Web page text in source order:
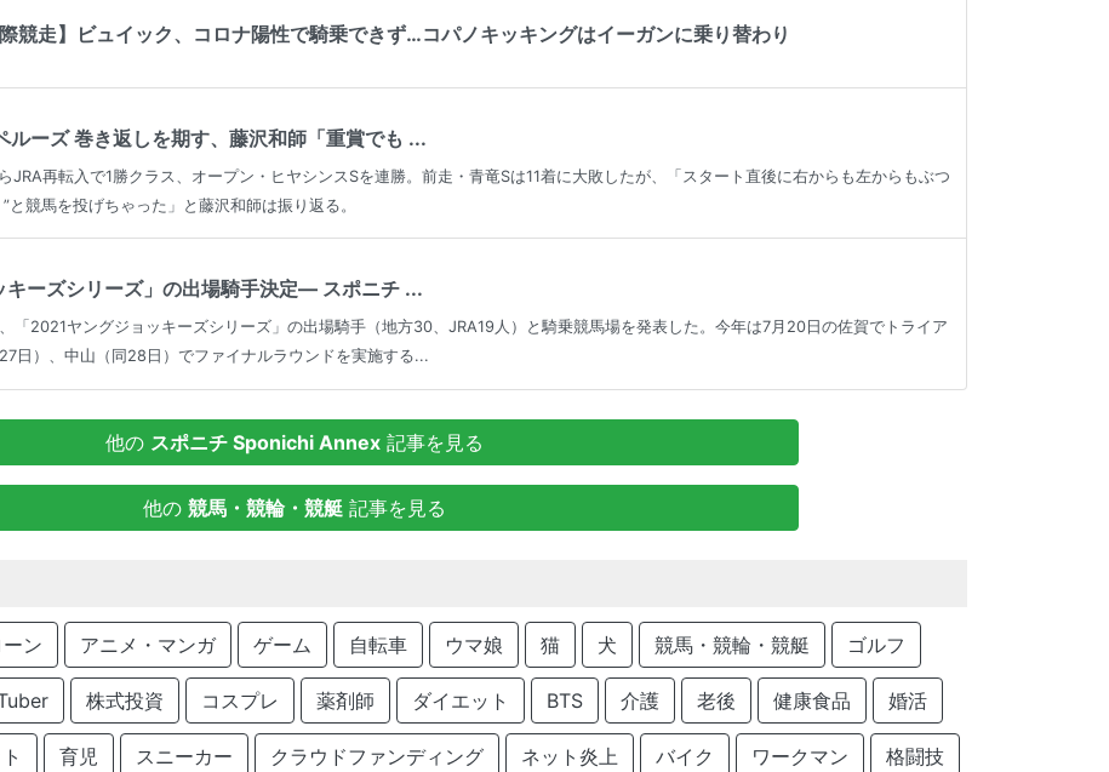
際競走】ビュイック、コロナ陽性で騎乗できず…コパノキッキングはイーガンに乗り替わり
ルーズ 巻き返しを期す、藤沢和師「重賞でも ...
JRA再転入で1勝クラス、オープン・ヒヤシンスSを連勝。前走・青竜Sは11着に大敗したが、「スタート直後に右からも左からもぶつ
と競馬を投げちゃった」と藤沢和師は振り返る。
キーズシリーズ」の出場騎手決定― スポニチ ...
「2021ヤングジョッキーズシリーズ」の出場騎手（地方30、JRA19人）と騎乗競馬場を発表した。今年は7月20日の佐賀でトライア
日）、中山（同28日）でファイナルラウンドを実施する...
他の スポニチ Sponichi Annex 記事を見る
他の 競馬・競輪・競艇 記事を見る
ーン アニメ・マンガ ゲーム 自転車 ウマ娘 猫 犬 競馬・競輪・競艇 ゴルフ
株式投資 コスプレ 薬剤師 ダイエット BTS 介護 老後 健康食品 婚活
育児 スニーカー クラウドファンディング ネット炎上 バイク ワークマン 格闘技